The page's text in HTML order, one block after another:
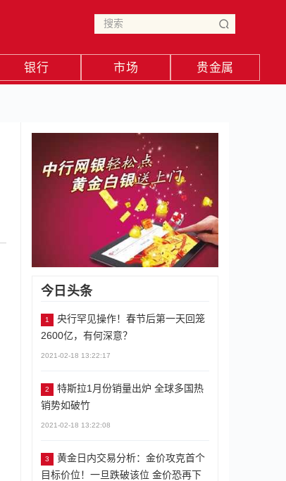
银行 市场 贵金属
今日头条
1
央行罕见操作！春节后第一天回笼
2600亿，有何深意？
2021-02-18 13:22:17
2
特斯拉1月份销量出炉 全球多国热
销势如破竹
2021-02-18 13:22:08
3
黄金日内交易分析：金价攻克首个
目标价位！一旦跌破该位 金价恐再下